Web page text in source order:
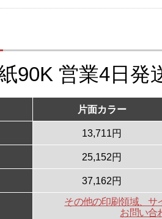
90K 営業4日発
片面カラー
13,711円
25,152円
37,162円
その他の印刷領域、サ
お問い合